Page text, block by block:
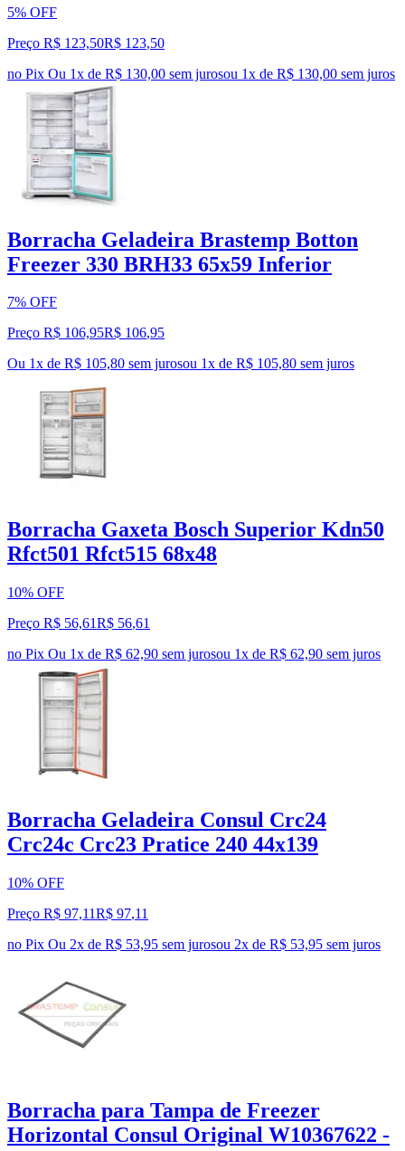
5% OFF
Preço R$ 123,50R$ 123,50
no Pix Ou 1x de R$ 130,00 sem jurosou 1x de R$ 130,00 sem juros
Borracha Geladeira Brastemp Botton
Freezer 330 BRH33 65x59 Inferior
7% OFF
Preço R$ 106,95R$ 106,95
Ou 1x de R$ 105,80 sem jurosou 1x de R$ 105,80 sem juros
Borracha Gaxeta Bosch Superior Kdn50
Rfct501 Rfct515 68x48
10% OFF
Preço R$ 56,61R$ 56,61
no Pix Ou 1x de R$ 62,90 sem jurosou 1x de R$ 62,90 sem juros
Borracha Geladeira Consul Crc24
Crc24c Crc23 Pratice 240 44x139
10% OFF
Preço R$ 97,11R$ 97,11
no Pix Ou 2x de R$ 53,95 sem jurosou 2x de R$ 53,95 sem juros
Borracha para Tampa de Freezer
Horizontal Consul Original W10367622 -